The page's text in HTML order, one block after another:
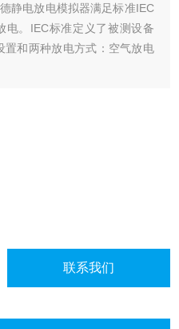
静电放电模拟器满足标准IEC
电。IEC标准定义了被测设备
置和两种放电方式：空气放电
联系我们